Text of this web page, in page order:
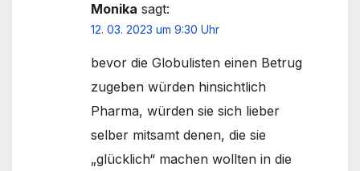
Monika sagt:
12. 03. 2023 um 9:30 Uhr
bevor die Globulisten einen Betrug
zugeben würden hinsichtlich
Pharma, würden sie sich lieber
selber mitsamt denen, die sie
„glücklich“ machen wollten in die